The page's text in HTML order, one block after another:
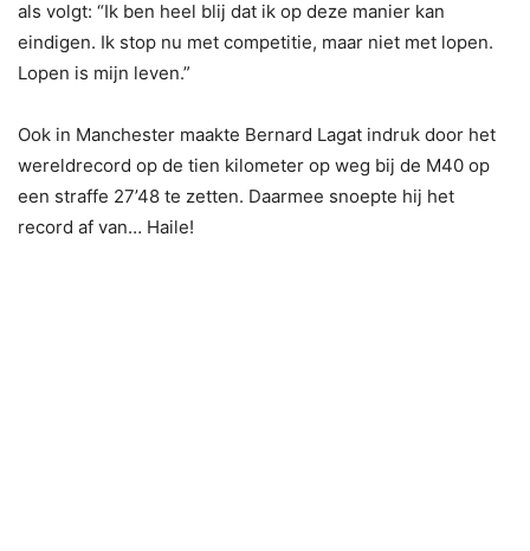
als volgt: “Ik ben heel blij dat ik op deze manier kan
eindigen. Ik stop nu met competitie, maar niet met lopen.
Lopen is mijn leven.”
Ook in Manchester maakte Bernard Lagat indruk door het
wereldrecord op de tien kilometer op weg bij de M40 op
een straffe 27’48 te zetten. Daarmee snoepte hij het
record af van… Haile!